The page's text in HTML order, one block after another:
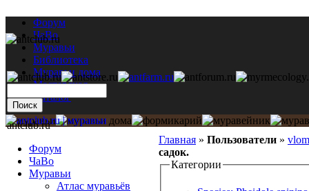
Форум
ЧаВо
Муравьи
Библиотека
Муравьи дома
Мастерская
Каталог
Главная » Пользователи »
садок.
Категории
antclub.ru
Форум
ЧаВо
Муравьи
Атлас муравьёв